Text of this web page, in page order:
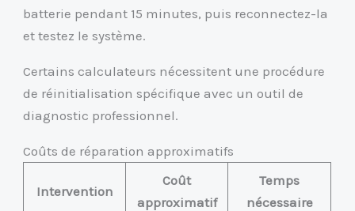
batterie pendant 15 minutes, puis reconnectez-la
et testez le système.
Certains calculateurs nécessitent une procédure
de réinitialisation spécifique avec un outil de
diagnostic professionnel.
Coûts de réparation approximatifs
Intervention
Coût
approximatif
Temps
nécessaire